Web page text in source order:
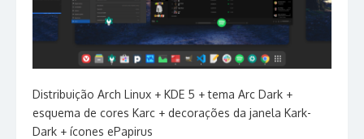
Distribuição Arch Linux + KDE 5 + tema Arc Dark +
esquema de cores Karc + decorações da janela Kark-
Dark + ícones ePapirus